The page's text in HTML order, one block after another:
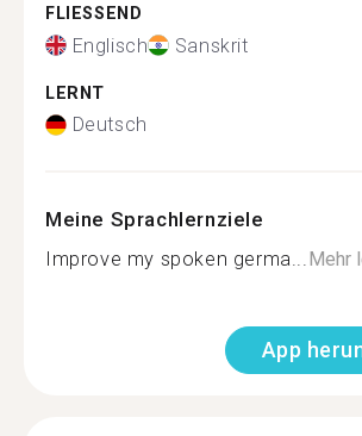
FLIESSEND
Englisch Sanskrit
LERNT
Deutsch
Meine Sprachlernziele
Improve my spoken germa...Mehr
App